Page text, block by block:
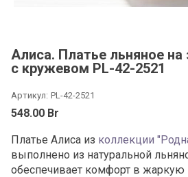
Алиса. Платье льняное на
с кружевом PL-42-2521
Артикул: PL-42-2521
548.00 Br
Платье Алиса из коллекции
выполнено из натуральной
обеспечивает комфорт в жаркую